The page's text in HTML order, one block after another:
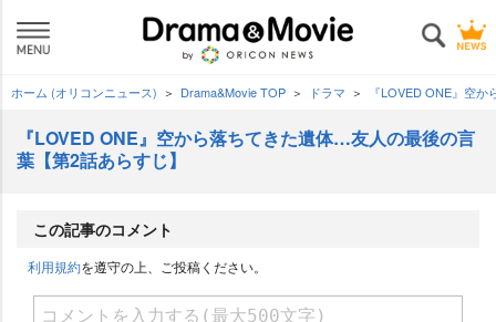
ホーム (オリコンニュース) Drama&Movie TOP ドラマ 『LOVED ONE』空
『LOVED ONE』空から落ちてきた遺体…友人の最後の言
葉【第2話あらすじ】
この記事のコメント
利用規約を遵守の上、ご投稿ください。